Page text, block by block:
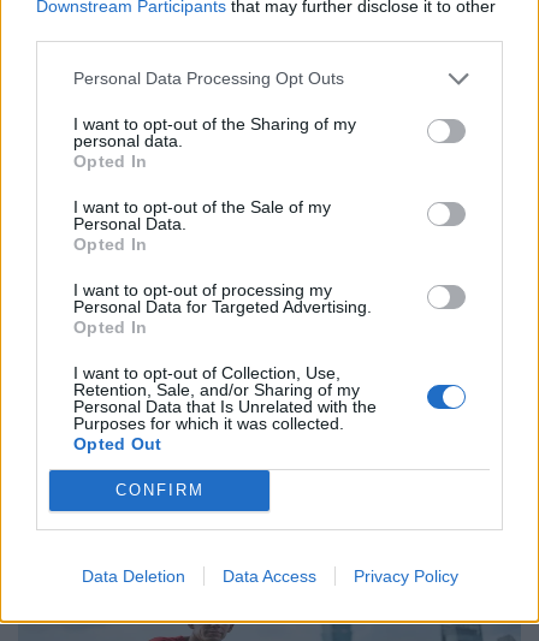
Downstream Participants that may further disclose it to other
Personal Data Processing Opt Outs
I want to opt-out of the Sharing of my
personal data.
Opted In
I want to opt-out of the Sale of my
Personal Data.
Opted In
I want to opt-out of processing my
Personal Data for Targeted Advertising.
Opted In
I want to opt-out of Collection, Use,
Retention, Sale, and/or Sharing of my
Personal Data that Is Unrelated with the
Purposes for which it was collected.
Opted Out
CONFIRM
Data Deletion Data Access Privacy Policy
Αθλητισμός
Η νέα Barbie παίζει δυνατά στα σπορ
07.10.25
Η Barbie αφήνει τα τακούνια και πιάνει τη μπάλα του
ράγκμπι. Η Mattel παρουσίασε νέες κούκλες εμπνευσμένες
από γυναίκες-πρωταθλήτριες που αλλάζουν τα δεδομένα στον
αθλητισμό, με πρωταγωνίστρια την Άγγ